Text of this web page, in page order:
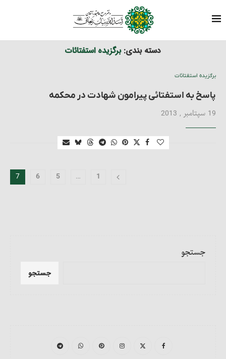
برگزیده استفتائات
دسته بندی: برگزیده استفتائات
برگزیده استفتائات
پاسخ به استفتائی پیرامون شهادت در محکمه
19 سپتامبر , 2013
1
…
5
6
7
جستجو
جستجو